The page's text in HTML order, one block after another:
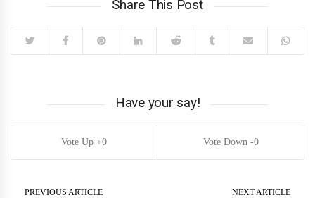
Share This Post
Have your say!
0 0
PREVIOUS ARTICLE NEXT ARTICLE